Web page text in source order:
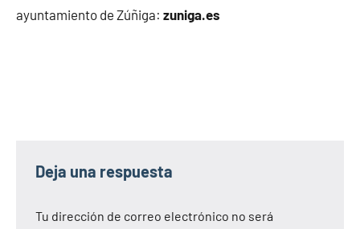
ayuntamiento de Zúñiga: zuniga.es
Deja una respuesta
Tu dirección de correo electrónico no será